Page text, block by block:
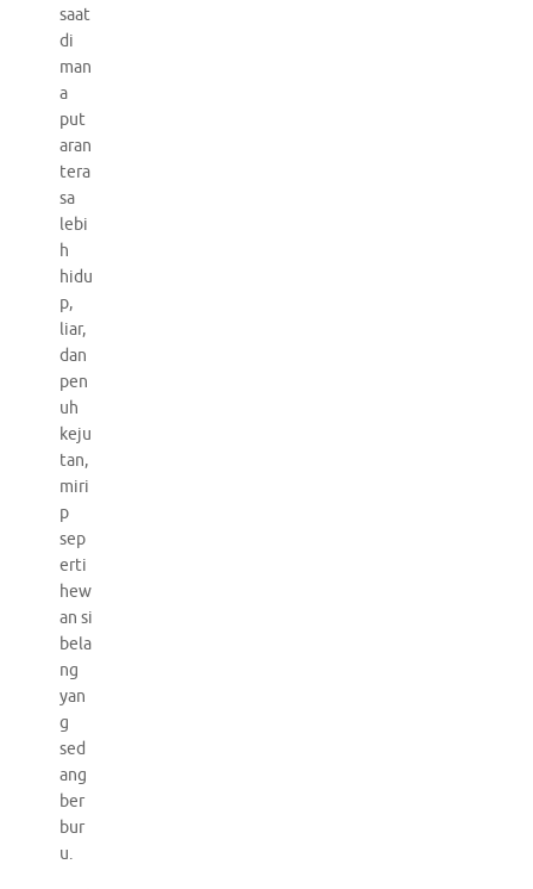
saat
di
man
a
put
aran
tera
sa
lebi
h
hidu
p,
liar,
dan
pen
uh
keju
tan,
miri
p
sep
erti
hew
an si
bela
ng
yan
g
sed
ang
ber
bur
u.